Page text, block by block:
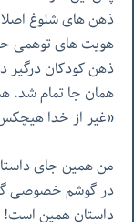
ذهن های شلوغ اصلا
هویت های توهمی
ذهن کودکان درگیر
همان جا تمام شد.
«غیر از خدا
من همین جای
در گوشم خصوصی
داستان همین است!